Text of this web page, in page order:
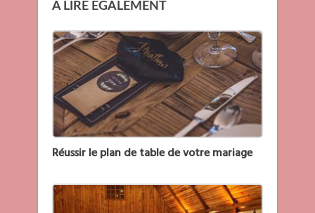
A LIRE EGALEMENT
Réussir le plan de table de votre mariage